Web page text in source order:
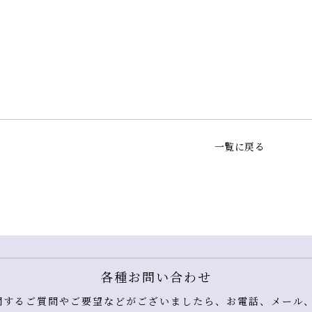
一覧に戻る
各種お問い合わせ
るご質問やご要望などがございましたら、お電話、メール